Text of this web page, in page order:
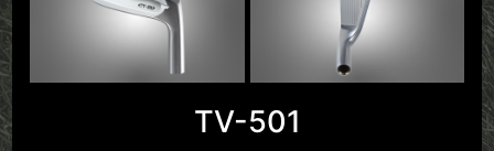
TV-501